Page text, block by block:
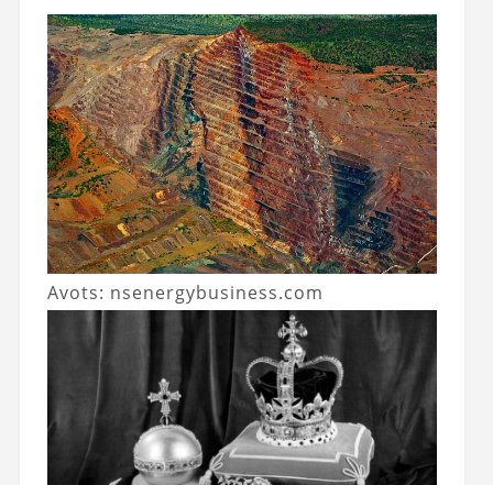
Avots: nsenergybusiness.com